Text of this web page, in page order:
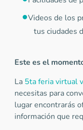
Videos de los
tus ciudades
Este es el
La 5ta feria virtual
necesitas para
lugar encontrarás
información que